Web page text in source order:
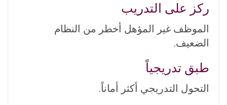
ركز على التدريب
الموظف غير المؤهل أخطر من النظام
الضعيف.
طبق تدريجياً
التحول التدريجي أكثر أماناً.